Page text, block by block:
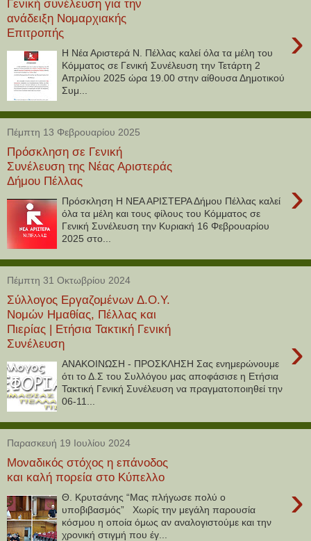
Γενική συνέλευση για την
ανάδειξη Νομαρχιακής
Επιτροπής
›
Η Νέα Αριστερά Ν. Πέλλας καλεί όλα τα μέλη του
Κόμματος σε Γενική Συνέλευση την Τετάρτη 2
Απριλίου 2025 ώρα 19.00 στην αίθουσα Δημοτικού
Συμ...
Πέμπτη 13 Φεβρουαρίου 2025
Πρόσκληση σε Γενική
Συνέλευση της Νέας Αριστεράς
Δήμου Πέλλας
›
Πρόσκληση Η ΝΕΑ ΑΡΙΣΤΕΡΑ Δήμου Πέλλας καλεί
όλα τα μέλη και τους φίλους του Κόμματος σε
Γενική Συνέλευση την Κυριακή 16 Φεβρουαρίου
2025 στο...
Πέμπτη 31 Οκτωβρίου 2024
Σύλλογος Εργαζομένων Δ.Ο.Υ.
Νομών Ημαθίας, Πέλλας και
Πιερίας | Ετήσια Τακτική Γενική
Συνέλευση
›
ΑΝΑΚΟΙΝΩΣΗ - ΠΡΟΣΚΛΗΣΗ Σας ενημερώνουμε
ότι το Δ.Σ του Συλλόγου μας αποφάσισε η Ετήσια
Τακτική Γενική Συνέλευση να πραγματοποιηθεί την
06-11...
Παρασκευή 19 Ιουλίου 2024
Μοναδικός στόχος η επάνοδος
και καλή πορεία στο Κύπελλο
›
Θ. Κρυτσάνης “Μας πλήγωσε πολύ ο
υποβιβασμός” Χωρίς την μεγάλη παρουσία
κόσμου η οποία όμως αν αναλογιστούμε και την
χρονική στιγμή που έγ...